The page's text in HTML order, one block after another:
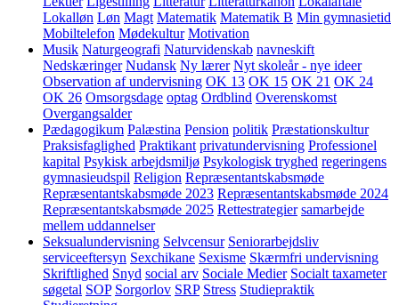
Lokalløn Løn Magt Matematik Matematik B Min gymnasietid
Mobiltelefon Mødekultur Motivation
Musik Naturgeografi Naturvidenskab navneskift
Nedskæringer Nudansk Ny lærer Nyt skoleår - nye ideer
Observation af undervisning OK 13 OK 15 OK 21 OK 24
OK 26 Omsorgsdage optag Ordblind Overenskomst
Overgangsalder
Pædagogikum Palæstina Pension politik Præstationskultur
Praksisfaglighed Praktikant privatundervisning Professionel
kapital Psykisk arbejdsmiljø Psykologisk tryghed regeringens
gymnasieudspil Religion Repræsentantskabsmøde
Repræsentantskabsmøde 2023 Repræsentantskabsmøde 2024
Repræsentantskabsmøde 2025 Rettestrategier samarbejde
mellem uddannelser
Seksualundervisning Selvcensur Seniorarbejdsliv
serviceeftersyn Sexchikane Sexisme Skærmfri undervisning
Skriftlighed Snyd social arv Sociale Medier Socialt taxameter
søgetal SOP Sorgorlov SRP Stress Studiepraktik